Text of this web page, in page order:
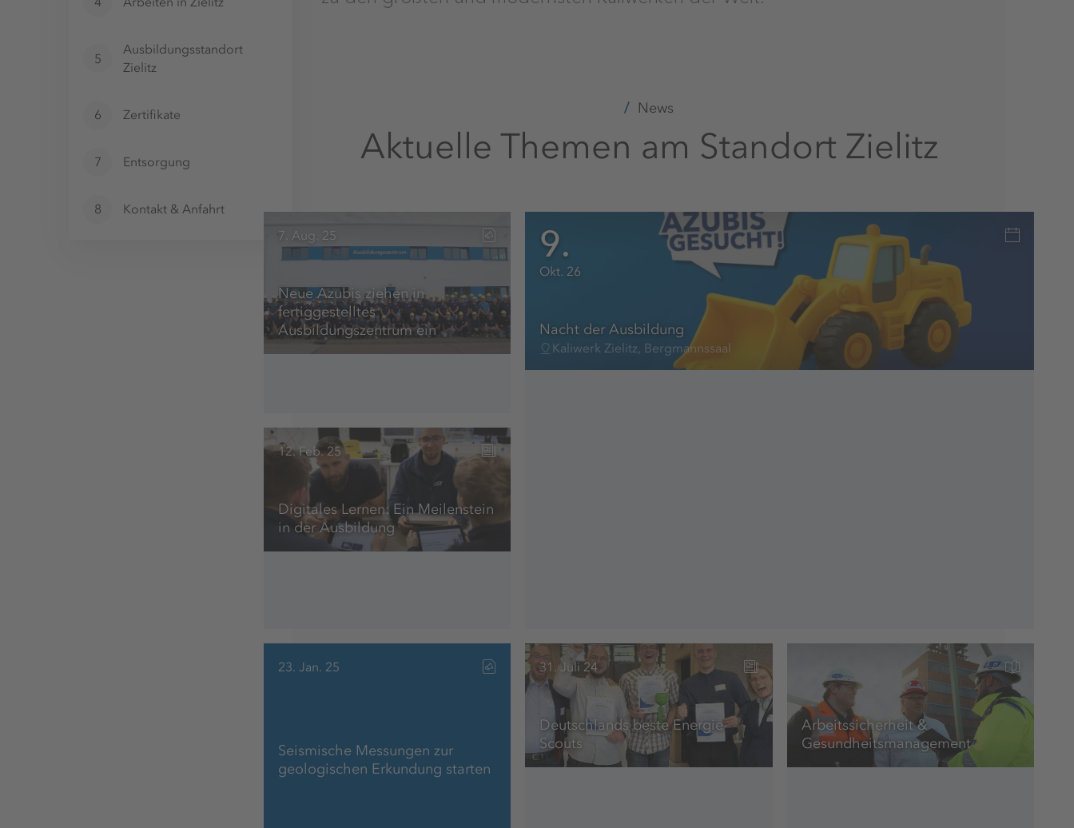
5
Ausbildungsstandort
Zielitz
6 Zertifikate
7 Entsorgung
8 Kontakt & Anfahrt
News
Aktuelle Themen am Standort Zielitz
7. Aug. 25
Neue Azubis ziehen in
fertiggestelltes
Ausbildungszentrum ein
9.
Okt. 26
Nacht der Ausbildung
Kaliwerk Zielitz, Bergmannssaal
12. Feb. 25
Digitales Lernen: Ein Meilenstein
in der Ausbildung
23. Jan. 25
Seismische Messungen zur
geologischen Erkundung starten
31. Juli 24
Deutschlands beste Energie-
Scouts
Arbeitssicherheit &
Gesundheitsmanagement